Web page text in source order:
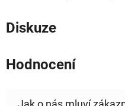
Diskuze
Hodnocení